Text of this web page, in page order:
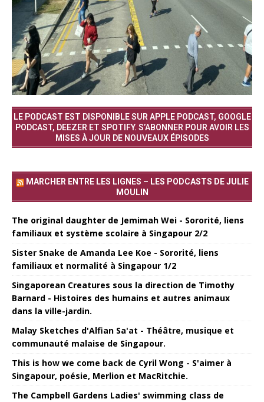
LE PODCAST EST DISPONIBLE SUR APPLE PODCAST, GOOGLE
PODCAST, DEEZER ET SPOTIFY. S’ABONNER POUR AVOIR LES
MISES À JOUR DE NOUVEAUX ÉPISODES
MARCHER ENTRE LES LIGNES – LES PODCASTS DE JULIE
MOULIN
The original daughter de Jemimah Wei - Sororité, liens
familiaux et système scolaire à Singapour 2/2
Sister Snake de Amanda Lee Koe - Sororité, liens
familiaux et normalité à Singapour 1/2
Singaporean Creatures sous la direction de Timothy
Barnard - Histoires des humains et autres animaux
dans la ville-jardin.
Malay Sketches d'Alfian Sa'at - Théâtre, musique et
communauté malaise de Singapour.
This is how we come back de Cyril Wong - S'aimer à
Singapour, poésie, Merlion et MacRitchie.
The Campbell Gardens Ladies' swimming class de